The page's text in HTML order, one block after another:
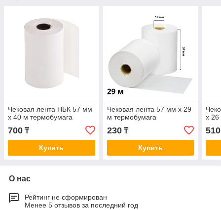
Чековая лента НБК 57 мм
х 40 м термобумага
700 ₸
Купить
Чековая лента 57 мм х 29
м термобумага
230₸
Купить
х 26
510
О нас
Рейтинг не сформирован
Менее 5 отзывов за последний год